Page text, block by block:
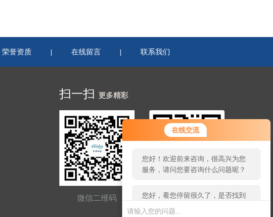
在线交流
您好！欢迎前来咨询，很高兴为您
服务，请问您要咨询什么问题呢？
您好，看您停留很久了，是否找到
了需求产品，您可以直接在线与我
荣誉资质 | 在线留言 | 联系我们
扫一扫 更多精彩
微信二维码 网站二维码